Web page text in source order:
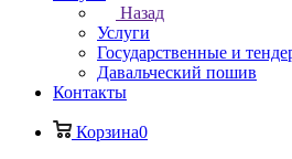
Назад
Услуги
Государственные и
Давальческий пошив
Контакты
Корзина0